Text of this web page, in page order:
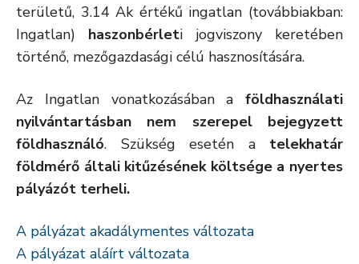
területű, 3.14 Ak értékű ingatlan (továbbiakban:
Ingatlan) haszonbérleti jogviszony keretében
történő, mezőgazdasági célú hasznosítására.
Az Ingatlan vonatkozásában a földhasználati
nyilvántartásban nem szerepel bejegyzett
földhasználó. Szükség esetén atelekhatár
földmérő általi kitűzésének költsége a nyertes
pályázót terheli.
A pályázat akadálymentes változata
A pályázat aláírt változata